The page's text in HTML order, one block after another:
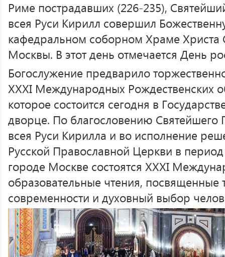
Риме пострадавших (226-235),
всея Руси Кирилл совершил
кафедральном соборном Храме Христа
Москвы. В этот день отмечается День
Богослужение предварило
XXXI Международных Рождественских
которое состоится сегодня в
дворце. По благословению Святейшего
всея Руси Кирилла и во исполнение
Русской Православной Церкви в
городе Москве состоятся XXXI
образовательные чтения,
современности и духовный выбор